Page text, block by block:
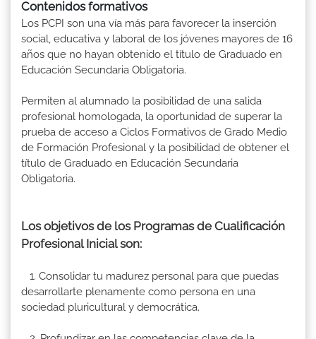
Contenidos formativos
Los PCPI son una vía más para favorecer la inserción
social, educativa y laboral de los jóvenes mayores de 16
años que no hayan obtenido el título de Graduado en
Educación Secundaria Obligatoria.
Permiten al alumnado la posibilidad de una salida
profesional homologada, la oportunidad de superar la
prueba de acceso a Ciclos Formativos de Grado Medio
de Formación Profesional y la posibilidad de obtener el
título de Graduado en Educación Secundaria
Obligatoria.
Los objetivos de los Programas de Cualificación
Profesional Inicial son:
1. Consolidar tu madurez personal para que puedas
desarrollarte plenamente como persona en una
sociedad pluricultural y democrática.